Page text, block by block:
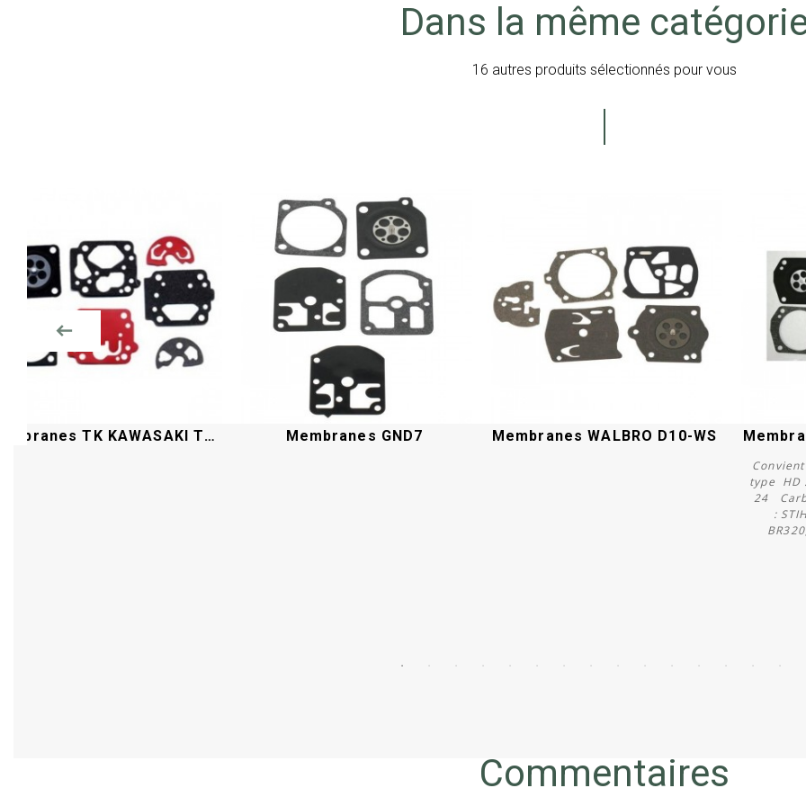
Dans la même
16 autres produits sélectionnés pour vous
Membranes TK KAWASAKI TH 43-48 Membranes GND7 Membranes WALBRO D10-WS
type HD
24
:
Commentaires